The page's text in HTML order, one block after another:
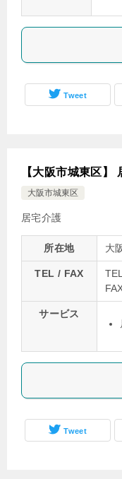
Tweet
【大阪市城東区】
大阪市城東区
居宅介護
所在地 大
TEL / FAX
サービス
Tweet